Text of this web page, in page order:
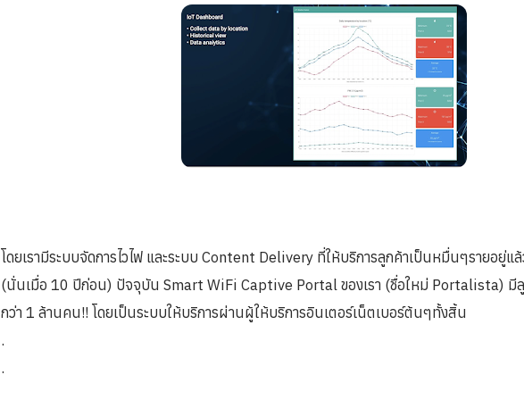
โดยเรามีระบบจัดการไวไฟ และระบบ Content Delivery ที่ให้บริการลูกค้าเป็นหมื่นๆรายอยู่แล้
(นั่นเมื่อ 10 ปีก่อน) ปัจจุบัน Smart WiFi Captive Portal ของเรา (ชื่อใหม่ Portalista) มีลู
กว่า 1 ล้านคน!! โดยเป็นระบบให้บริการผ่านผู้ให้บริการอินเตอร์เน็ตเบอร์ต้นๆทั้งสิ้น
.
.